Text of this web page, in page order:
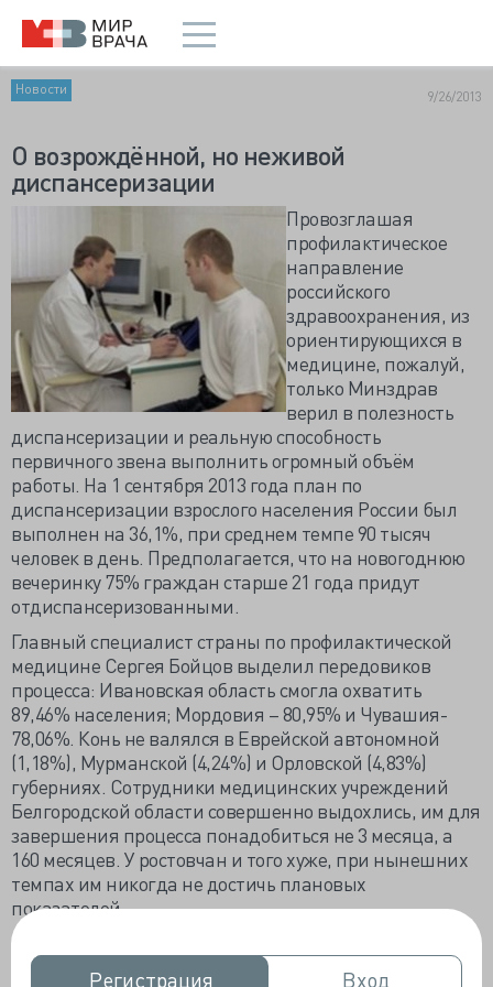
Регистрация
Регистрация Вход
Вход
Новости 9/26/2013
О возрождённой, но неживой
диспансеризации
Провозглашая
профилактическое
направление
российского
здравоохранения, из
ориентирующихся в
медицине, пожалуй,
только Минздрав
верил в полезность
диспансеризации и реальную способность
первичного звена выполнить огромный объём
работы. На 1 сентября 2013 года план по
диспансеризации взрослого населения России был
выполнен на 36,1%, при среднем темпе 90 тысяч
человек в день. Предполагается, что на новогоднюю
вечеринку 75% граждан старше 21 года придут
отдиспансеризованными.
Главный специалист страны по профилактической
медицине Сергея Бойцов выделил передовиков
процесса: Ивановская область смогла охватить
89,46% населения; Мордовия – 80,95% и Чувашия-
78,06%. Конь не валялся в Еврейской автономной
(1,18%), Мурманской (4,24%) и Орловской (4,83%)
губерниях. Сотрудники медицинских учреждений
Белгородской области совершенно выдохлись, им для
завершения процесса понадобиться не 3 месяца, а
160 месяцев. У ростовчан и того хуже, при нынешних
темпах им никогда не достичь плановых
показателей.
Практически равные доли молодого (21-36 лет) и
зрелого (39-60 лет) населения прошло обследование,